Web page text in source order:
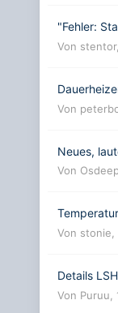
"Fehler:
Von stentor,
Von
Neues,
Von
Von stonie
Details
Von Puruu